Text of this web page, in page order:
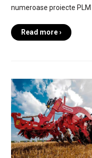
numeroase proiecte
Read more ›